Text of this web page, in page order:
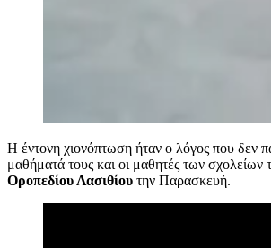
Η έντονη χιονόπτωση ήταν ο λόγος που δεν
μαθήματά τους και οι μαθητές των σχολείων
Οροπεδίου Λασιθίου την Παρασκευή.